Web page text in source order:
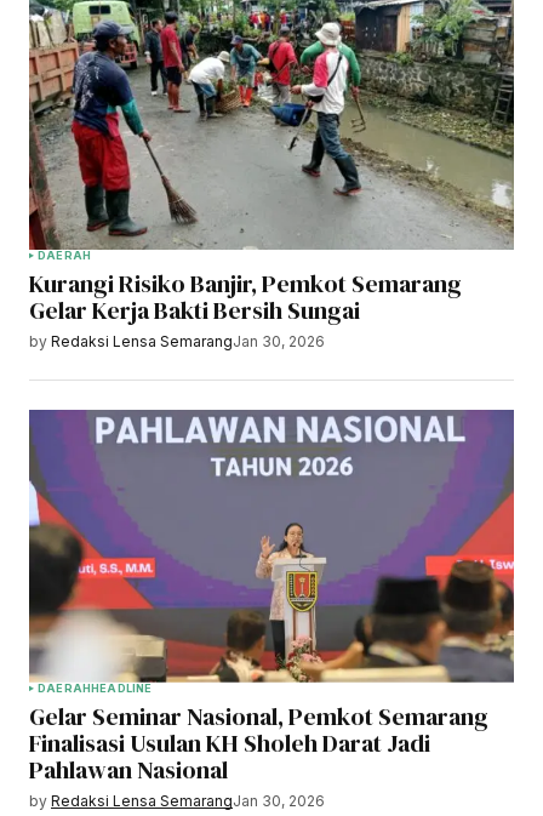
DAERAH
Kurangi Risiko Banjir, Pemkot Semarang
Gelar Kerja Bakti Bersih Sungai
by Redaksi Lensa SemarangJan 30, 2026
DAERAHHEADLINE
Gelar Seminar Nasional, Pemkot Semarang
Finalisasi Usulan KH Sholeh Darat Jadi
Pahlawan Nasional
by Redaksi Lensa SemarangJan 30, 2026